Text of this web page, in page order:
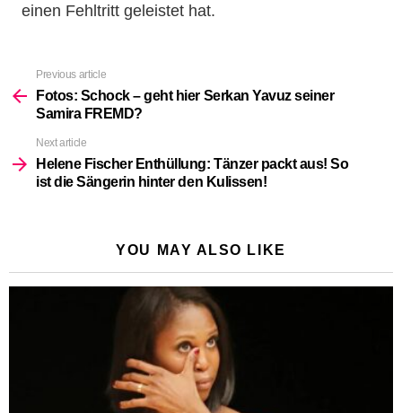
einen Fehltritt geleistet hat.
more
Previous article
Fotos: Schock – geht hier Serkan Yavuz seiner
Samira FREMD?
Next article
Helene Fischer Enthüllung: Tänzer packt aus! So
ist die Sängerin hinter den Kulissen!
YOU MAY ALSO LIKE